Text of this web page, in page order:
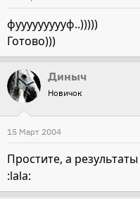
фуууууууууф..)))))
Готово)))
Диныч
Новичок
15 Март 2004
Простите, а
:lala: